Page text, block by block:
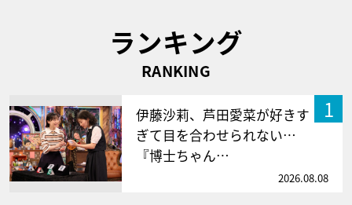
ランキング
RANKING
1
伊藤沙莉、芦田愛菜が好きす
ぎて目を合わせられない…
『博士ちゃん…
2026.08.08